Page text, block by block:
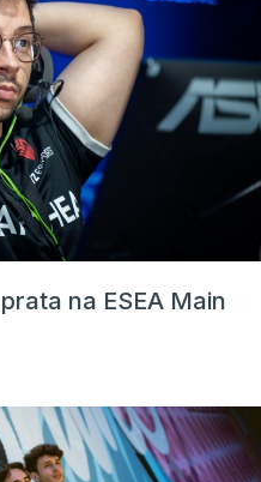
na ESEA Main